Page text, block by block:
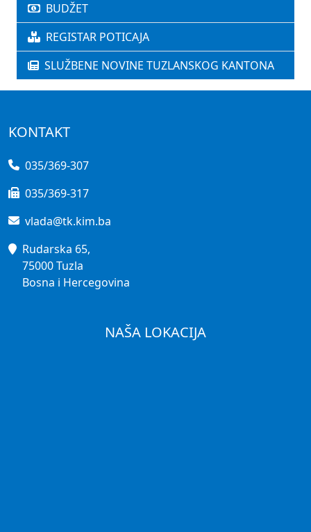
BUDŽET
REGISTAR POTICAJA
SLUŽBENE NOVINE TUZLANSKOG KANTONA
KONTAKT
035/369-307
035/369-317
vlada@tk.kim.ba
Rudarska 65,
75000 Tuzla
Bosna i Hercegovina
NAŠA LOKACIJA